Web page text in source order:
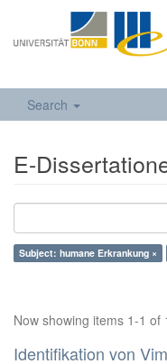
Search
E-
Subject: humane Erkrankung ×
Now showing items 1-1 of
Identifikation von